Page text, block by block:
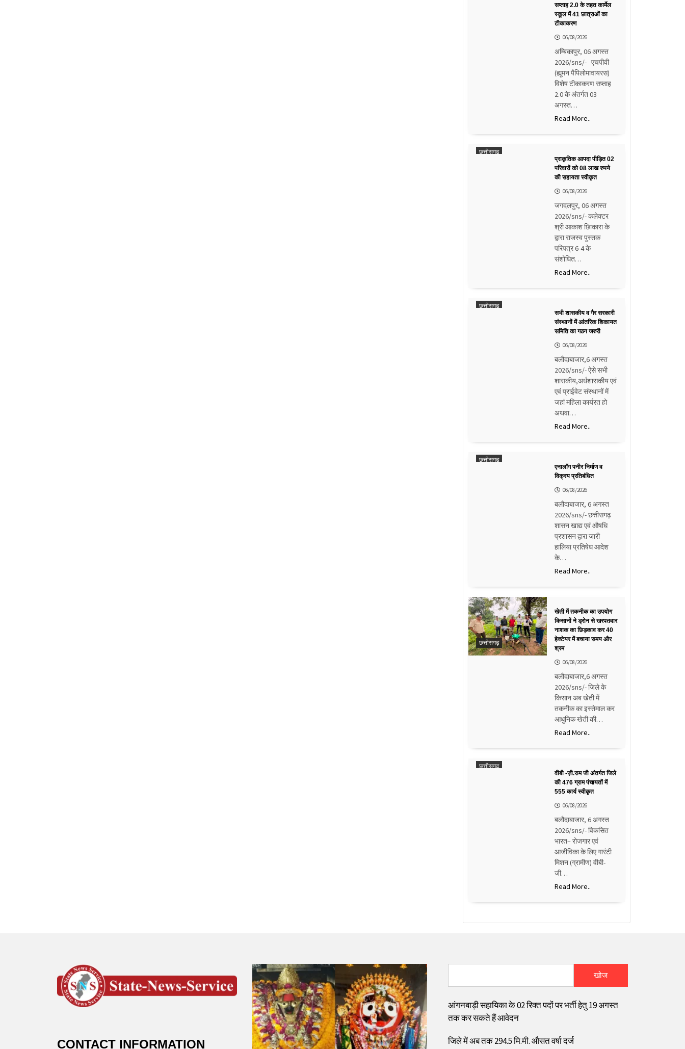
सप्ताह 2.0 के तहत कार्मेल
स्कूल में 41 छात्राओं का
टीकाकरण
06/08/2026
अम्बिकापुर, 06 अगस्त
2026/sns/- एचपीवी
(ह्यूमन पैपिलोमावायरस)
विशेष टीकाकरण सप्ताह
2.0 के अंतर्गत 03
अगस्त…
Read More..
छत्तीसगढ़
प्राकृतिक आपदा पीड़ित 02
परिवारों को 08 लाख रुपये
की सहायता स्वीकृत
06/08/2026
जगदलपुर, 06 अगस्त
2026/sns/- कलेक्टर
श्री आकाश छिाकारा के
द्वारा राजस्व पुस्तक
परिपत्र 6-4 के
संशोधित…
Read More..
छत्तीसगढ़
सभी शासकीय व गैर सरकारी
संस्थानों में आंतरिक शिकायत
समिति का गठन जरुरी
06/08/2026
बलौदाबाजार,6 अगस्त
2026/sns/- ऐसे सभी
शासकीय,अर्धशासकीय एवं
एवं प्राईवेट संस्थानों में
जहां महिला कार्यरत हो
अथवा…
Read More..
छत्तीसगढ़
एनालॉग पनीर निर्माण व
विक्रय प्रतिबंधित
06/08/2026
बलौदाबाजार, 6 अगस्त
2026/sns/- छत्तीसगढ़
शासन खाद्य एवं औषधि
प्रशासन द्वारा जारी
हालिया प्रतिषेध आदेश
के…
Read More..
छत्तीसगढ़
खेती में तकनीक का उपयोग
किसानों ने ड्रोन से खरपतवार
नाशक का छिड़काव कर 40
हेक्टेयर में बचाया समय और
श्रम
06/08/2026
बलौदाबाजार,6 अगस्त
2026/sns/- जिले के
किसान अब खेती में
तकनीक का इस्तेमाल कर
आधुनिक खेती की…
Read More..
छत्तीसगढ़
वीबी -ज़ी.राम जी अंतर्गत जिले
की 476 ग्राम पंचायतों में
555 कार्य स्वीकृत
06/08/2026
बलौदाबाजार, 6 अगस्त
2026/sns/- विकसित
भारत– रोजगार एवं
आजीविका के लिए गारंटी
मिशन (ग्रामीण) वीबी-
जी…
Read More..
CONTACT INFORMATION
खोज
आंगनबाड़ी सहायिका के 02 रिक्त पदों पर भर्ती हेतु 19 अगस्त
तक कर सकते हैं आवेदन
जिले में अब तक 294.5 मि.मी. औसत वर्षा दर्ज